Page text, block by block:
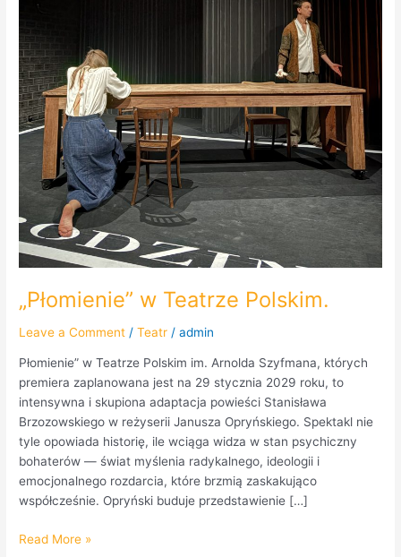
„Płomienie” w Teatrze Polskim.
Leave a Comment /Teatr /admin
Płomienie” w Teatrze Polskim im. Arnolda Szyfmana, których
premiera zaplanowana jest na 29 stycznia 2029 roku, to
intensywna i skupiona adaptacja powieści Stanisława
Brzozowskiego w reżyserii Janusza Opryńskiego. Spektakl nie
tyle opowiada historię, ile wciąga widza w stan psychiczny
bohaterów — świat myślenia radykalnego, ideologii i
emocjonalnego rozdarcia, które brzmią zaskakująco
współcześnie. Opryński buduje przedstawienie […]
Read More »